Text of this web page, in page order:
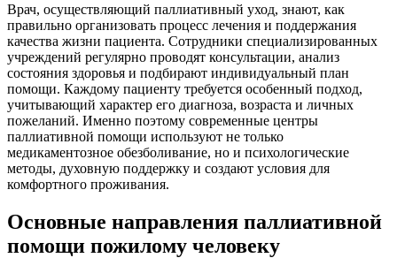
Врач, осуществляющий паллиативный уход, знают, как
правильно организовать процесс лечения и поддержания
качества жизни пациента. Сотрудники специализированных
учреждений регулярно проводят консультации, анализ
состояния здоровья и подбирают индивидуальный план
помощи. Каждому пациенту требуется особенный подход,
учитывающий характер его диагноза, возраста и личных
пожеланий. Именно поэтому современные центры
паллиативной помощи используют не только
медикаментозное обезболивание, но и психологические
методы, духовную поддержку и создают условия для
комфортного проживания.
Основные направления паллиативной
помощи пожилому человеку